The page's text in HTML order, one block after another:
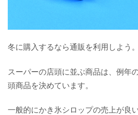
冬に購入するなら通販を利用しよう。
スーパーの店頭に並ぶ商品は、例年
頭商品を決めています。
一般的にかき氷シロップの売上が良